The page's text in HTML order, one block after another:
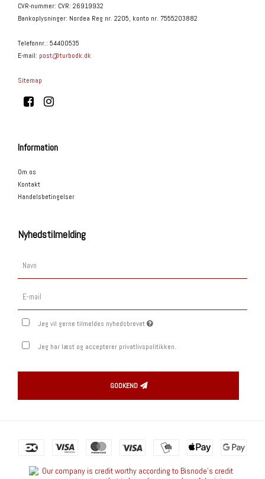
CVR-nummer: CVR: 26919932
Bankoplysninger: Nordea Reg nr. 2205, konto nr. 7555203882
Telefonnr.: 54400535
E-mail: post@turbodk.dk
Sitemap
Information
Om os
Kontakt
Handelsbetingelser
Nyhedstilmelding
Jeg vil gerne tilmeldes nyhedsbrevet
Jeg har læst og accepterer privatlivspolitikken.
GODKEND